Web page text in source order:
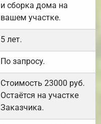
и сборка дома на
вашем участке.
5 лет.
По запросу.
Стоимость 23000 руб.
Остаётся на участке
Заказчика.